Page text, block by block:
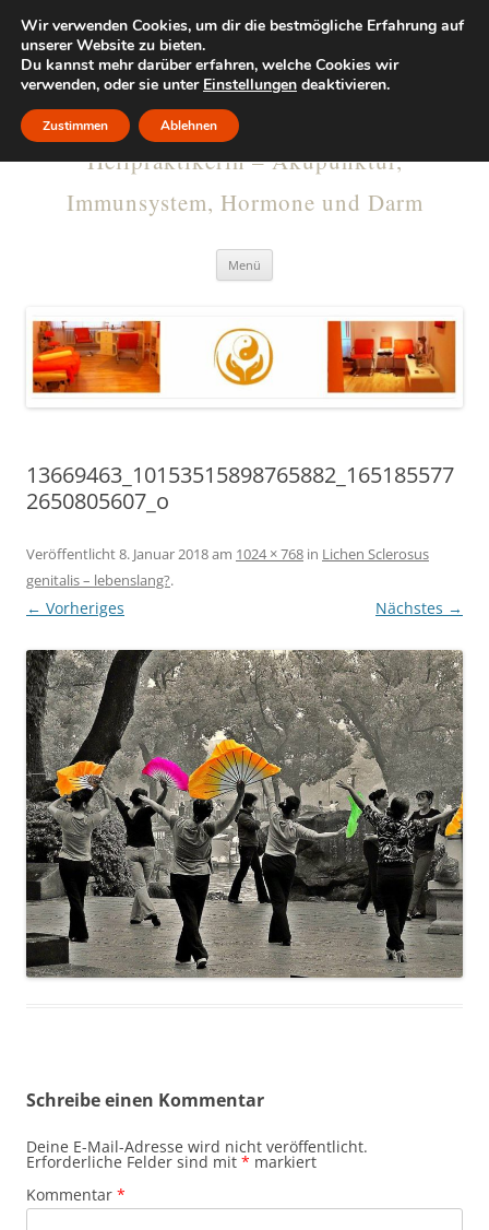
KRISTINA
RUMMELSBURG
Heilpraktikerin – Akupunktur,
Immunsystem, Hormone und Darm
Menü
13669463_10153515898765882_165185577
2650805607_o
Veröffentlicht8. Januar 2018am 1024 × 768 in Lichen Sclerosus
genitalis – lebenslang?.
← Vorheriges Nächstes →
Schreibe einen Kommentar
Deine E-Mail-Adresse wird nicht veröffentlicht.
Erforderliche Felder sind mit * markiert
Kommentar *
Wir verwenden Cookies, um dir die bestmögliche Erfahrung auf
unserer Website zu bieten.
Du kannst mehr darüber erfahren, welche Cookies wir
verwenden, oder sie unter Einstellungen deaktivieren.
Zustimmen Ablehnen